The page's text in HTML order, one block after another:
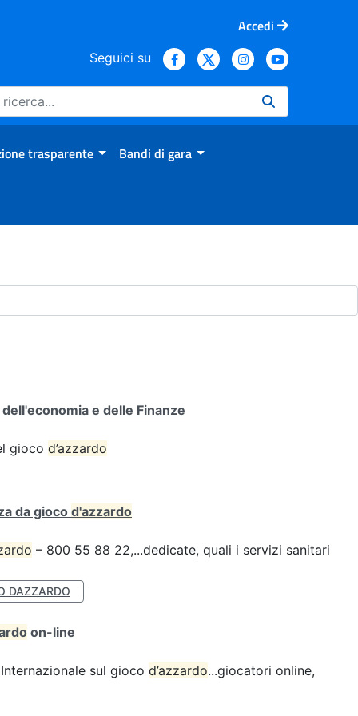
Accedi
Seguici su
trasparente Bandi di gara
e delle Finanze
gioco d’azzardo
da gioco d'azzardo
– 800 55 88 22,...dedicate, quali i servizi sanitari
DAZZARDO
on-line
sul gioco d’azzardo...giocatori online,